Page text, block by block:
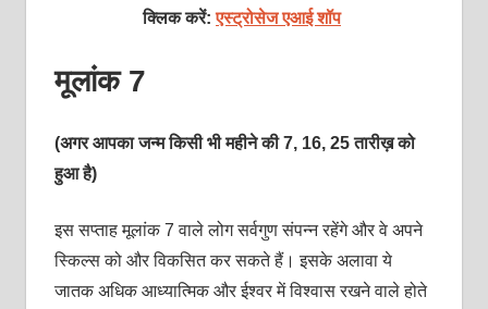
क्लिक करें:एस्ट्रोसेज एआई शॉप
मूलांक 7
(अगर आपका जन्म किसी भी महीने की 7, 16, 25 तारीख़ को
हुआ है)
इस सप्‍ताह मूलांक 7 वाले लोग सर्वगुण संपन्‍न रहेंगे और वे अपने
स्किल्‍स को और विकसित कर सकते हैं। इसके अलावा ये
जातक अधिक आध्‍यात्मिक और ईश्‍वर में विश्‍वास रखने वाले होते